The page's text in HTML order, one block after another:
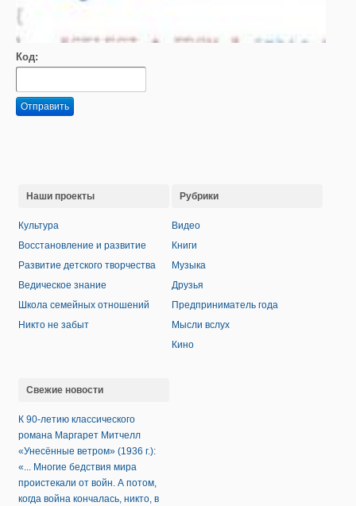
Код:
Отправить
Наши проекты
Культура
Восстановление и развитие
Развитие детского творчества
Ведическое знание
Школа семейных отношений
Никто не забыт
Рубрики
Видео
Книги
Музыка
Друзья
Предприниматель года
Мысли вслух
Кино
Свежие новости
К 90-летию классического
романа Маргарет Митчелл
«Унесённые ветром» (1936 г.):
«... Многие бедствия мира
проистекали от войн. А потом,
когда война кончалась, никто, в